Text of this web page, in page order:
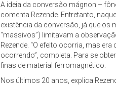
A ideia da conversão mágnon –
comenta Rezende. Entretanto,
existência da conversão, já que os
“massivos”) limitavam a
Rezende. “O efeito ocorria, mas
ocorrendo”, completa. Para se
finas de material ferromagnético.
Nos últimos 20 anos, explica